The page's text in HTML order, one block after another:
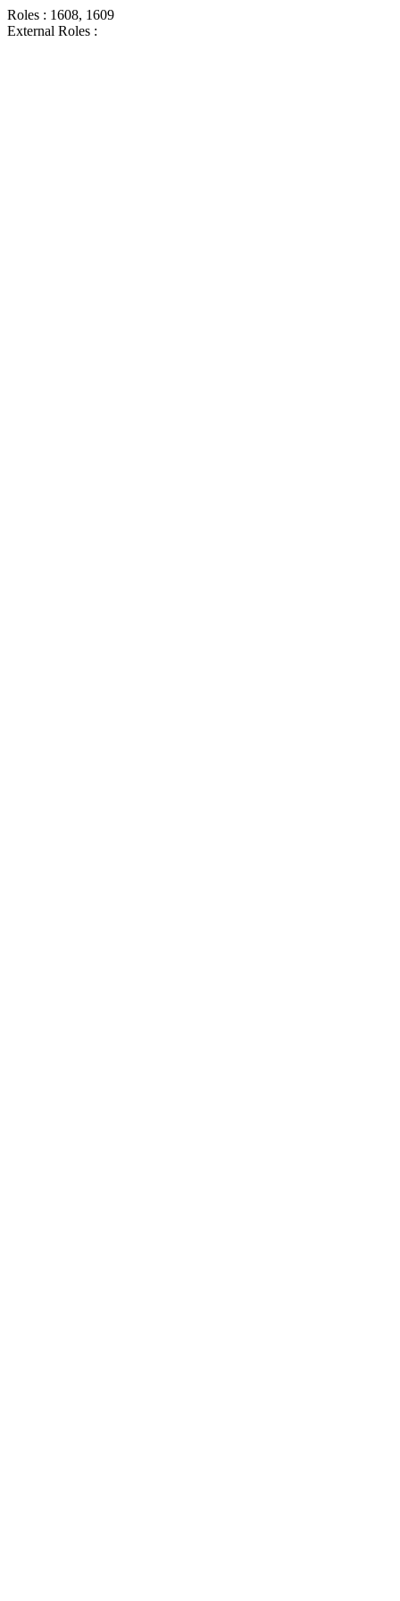
Roles : 1608, 1609
External Roles :